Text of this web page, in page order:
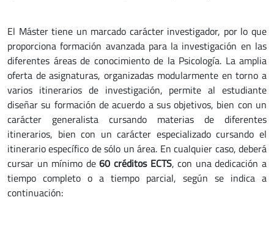
El Máster tiene un marcado carácter investigador, por lo que
proporciona formación avanzada para la investigación en las
diferentes áreas de conocimiento de la Psicología. La amplia
oferta de asignaturas, organizadas modularmente en torno a
varios itinerarios de investigación, permite al estudiante
diseñar su formación de acuerdo a sus objetivos, bien con un
carácter generalista cursando materias de diferentes
itinerarios, bien con un carácter especializado cursando el
itinerario específico de sólo un área. En cualquier caso, deberá
cursar un mínimo de60 créditos ECTS, con una dedicación a
tiempo completo o a tiempo parcial, según se indica a
continuación: